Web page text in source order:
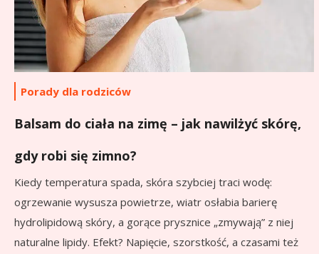
Porady dla rodziców
Balsam do ciała na zimę – jak nawilżyć skórę,
gdy robi się zimno?
Kiedy temperatura spada, skóra szybciej traci wodę:
ogrzewanie wysusza powietrze, wiatr osłabia barierę
hydrolipidową skóry, a gorące prysznice „zmywają” z niej
naturalne lipidy. Efekt? Napięcie, szorstkość, a czasami też